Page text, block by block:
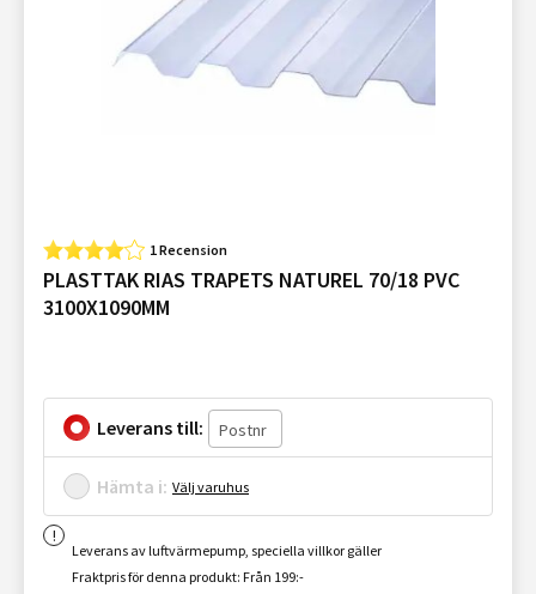
1 Recension
PLASTTAK RIAS TRAPETS NATUREL 70/18 PVC
3100X1090MM
Leverans till:
Hämta i: Välj varuhus
Leverans av luftvärmepump, speciella villkor gäller
Fraktpris för denna produkt: Från 199:-